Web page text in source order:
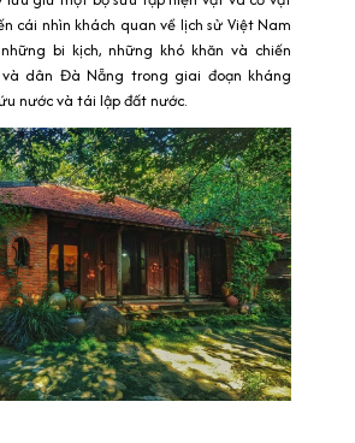
cái nhìn khách quan về lịch sử Việt Nam
bi kịch, những khó khăn và chiến
dân Đà Nẵng trong giai đoạn kháng
nước và tái lập đất nước.